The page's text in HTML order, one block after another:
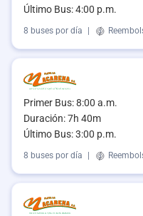
Último Bus: 4:00 p.m.
8 buses por día
Primer Bus: 8:00 a.m.
Duración: 7h 40m
Último Bus: 3:00 p.m.
8 buses por día |